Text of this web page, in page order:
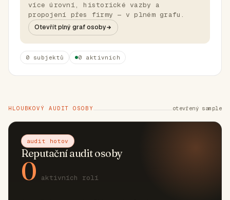
více úrovní, historické vazby a
propojení přes firmy — v plném grafu.
Otevřít plný graf osoby
0 subjektů 0 aktivních
HLOUBKOVÝ AUDIT OSOBY otevřený sample
audit hotov
Reputační audit osoby
0 aktivních rolí